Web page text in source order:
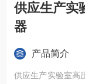
供应生产实验室
器
产品简介
供应生产实验室高压反应釜 间歇式反应器